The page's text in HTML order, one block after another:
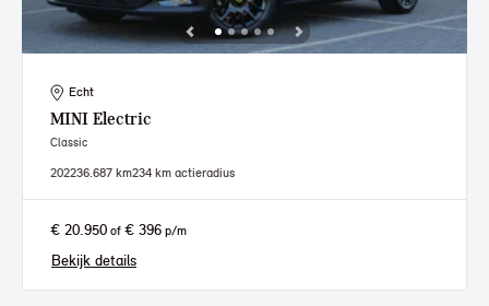
Echt
MINI Electric
Classic
202236.687 km234 km actieradius
€ 20.950 of € 396 p/m
Bekijk details